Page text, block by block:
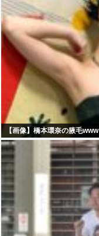
【画像】橋本環奈の腋毛www